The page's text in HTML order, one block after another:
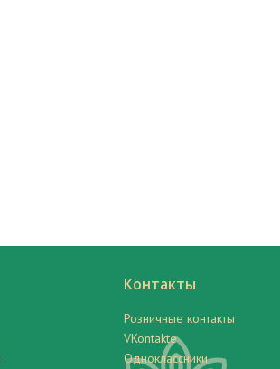
Контакты
Розничные контакты
VKontakte
Одноклассники